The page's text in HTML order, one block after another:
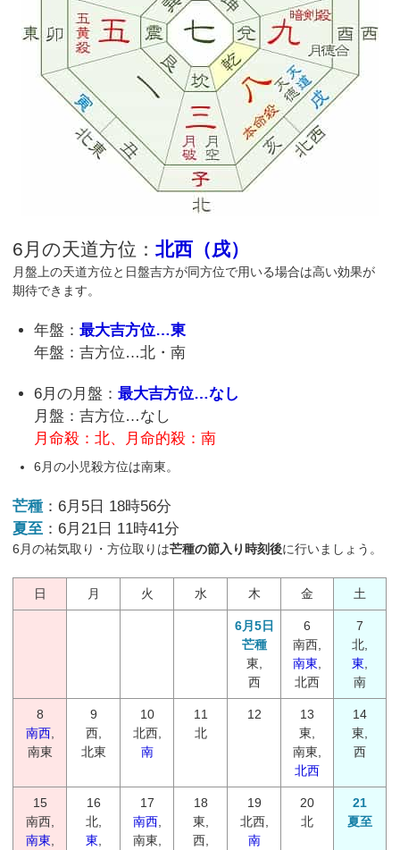
6月の天道方位：北西（戌）
月盤上の天道方位と日盤吉方が同方位で用いる場合は高い効果が
期待できます。
年盤：最大吉方位…東
年盤：吉方位…北・南
6月の月盤：最大吉方位…なし
月盤：吉方位…なし
月命殺：北、月命的殺：南
6月の小児殺方位は南東。
芒種 ：6月5日 18時56分
夏至 ：6月21日 11時41分
6月の祐気取り・方位取りは芒種の節入り時刻後に行いましょう。
日 月 火 水 木 金 土
6月5日
芒種
東,
西
6
南西,
南東
北西
7
北,
東
南
8
南西,
南東
9
西,
北東
10
北西,
南
11
北
12
13
東,
南東,
北西
14
東,
西
15
南西,
南東
16
北,
東
17
南西,
南東,
18
東,
西,
19
北西,
南
20
北
21
夏至